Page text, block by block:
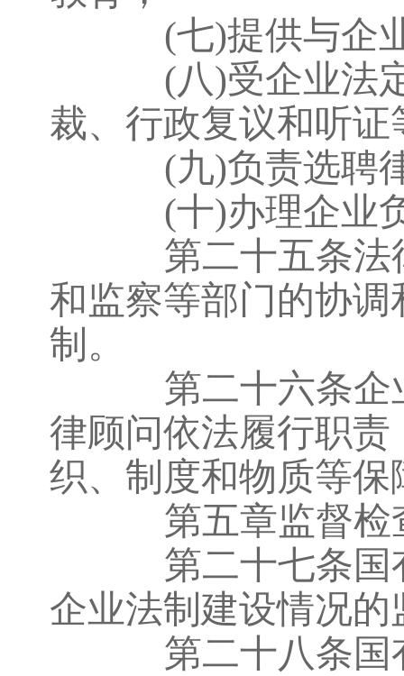
(七)提供与企
(八)受企业法
裁、行政复议和听证
(九)负责选聘
(十)办理企业
第二十五条法
和监察等部门的协
制。
第二十六条企
律顾问依法履行职
织、制度和物质等保
第五章监督检
第二十七条国
企业法制建设情况的
第二十八条国